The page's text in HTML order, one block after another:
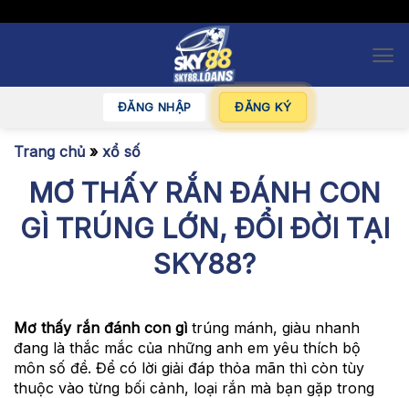
qua
nội
dung
ĐĂNG NHẬP ĐĂNG KÝ
Trang chủ » xổ số
MƠ THẤY RẮN ĐÁNH CON
GÌ TRÚNG LỚN, ĐỔI ĐỜI TẠI
SKY88?
Mơ thấy rắn đánh con gì trúng mánh, giàu nhanh
đang là thắc mắc của những anh em yêu thích bộ
môn số đề. Để có lời giải đáp thỏa mãn thì còn tùy
thuộc vào từng bối cảnh, loại rắn mà bạn gặp trong